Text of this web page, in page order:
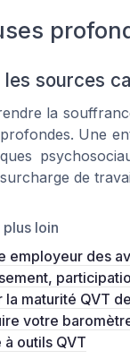
les sources
la
Une
de
loin
employeur des
la maturité QVT
votre
à outils QVT